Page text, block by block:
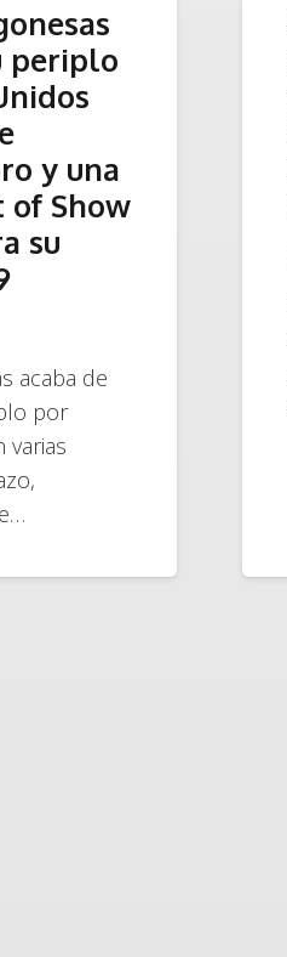
periplo
y una
of Show
su
acaba de
por
varias